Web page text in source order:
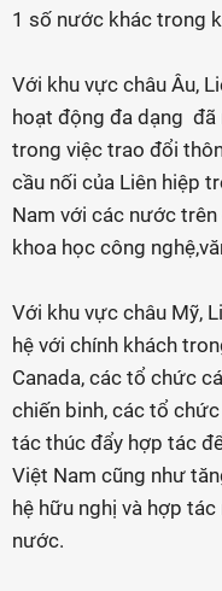
1 số nước khác trong
Với khu vực châu Âu,
hoạt động đa dạng đã
trong việc trao đổi
cầu nối của Liên hiệp
Nam với các nước
khoa học công
Với khu vực châu Mỹ,
hệ với chính khách
Canada, các tổ chức
chiến binh, các tổ
tác thúc đẩy hợp tác
Việt Nam cũng như
hệ hữu nghị và hợp
nước.